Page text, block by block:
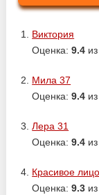
Виктория
Оценка:9.4
Мила 37
Оценка:9.4
Лера 31
Оценка:9.4
Красивое лицо
Оценка:9.3